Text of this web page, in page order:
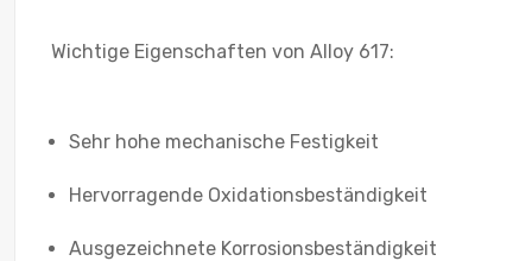
Wichtige Eigenschaften von Alloy 617:
Sehr hohe mechanische Festigkeit
Hervorragende Oxidationsbeständigkeit
Ausgezeichnete Korrosionsbeständigkeit